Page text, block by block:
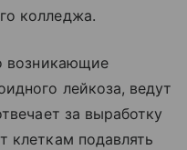
колледжа.
возникающие
лейкоза, ведут
за выработку
клеткам подавлять